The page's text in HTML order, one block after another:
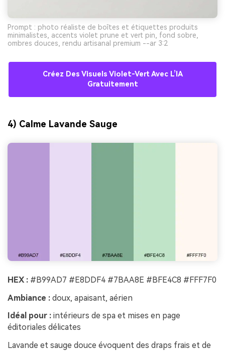
Prompt : photo réaliste de boîtes et étiquettes produits
minimalistes, accents violet prune et vert pin, fond sobre,
ombres douces, rendu artisanal premium --ar 3:2
Créez Des Visuels Violet-Vert Avec L’IA
Gratuitement
4) Calme Lavande Sauge
HEX : #B99AD7 #E8DDF4 #7BAA8E #BFE4C8 #FFF7F0
Ambiance : doux, apaisant, aérien
Idéal pour : intérieurs de spa et mises en page
éditoriales délicates
Lavande et sauge douce évoquent des draps frais et de